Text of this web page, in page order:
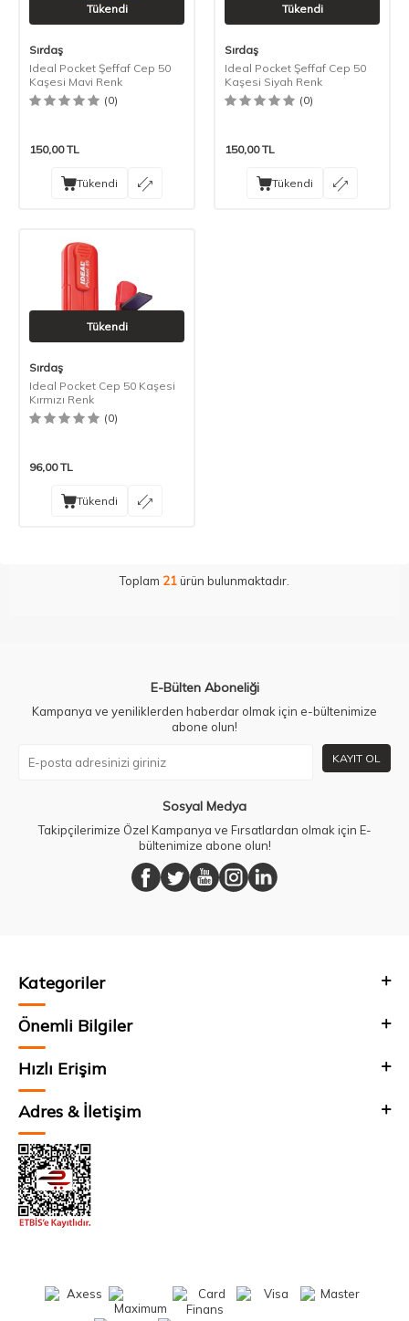
Tükendi
Sırdaş
Ideal Pocket Şeffaf Cep 50
Kaşesi Mavi Renk
(0)
150,00TL
Tükendi
Tükendi
Sırdaş
Ideal Pocket Şeffaf Cep 50
Kaşesi Siyah Renk
(0)
150,00TL
Tükendi
Tükendi
Sırdaş
Ideal Pocket Cep 50 Kaşesi
Kırmızı Renk
(0)
96,00TL
Tükendi
Toplam 21ürün bulunmaktadır.
E-Bülten Aboneliği
Kampanya ve yeniliklerden haberdar olmak için e-bültenimize
abone olun!
KAYIT OL
Sosyal Medya
Takipçilerimize Özel Kampanya ve Fırsatlardan olmak için E-
bültenimize abone olun!
Kategoriler
Önemli Bilgiler
Hızlı Erişim
Adres & İletişim